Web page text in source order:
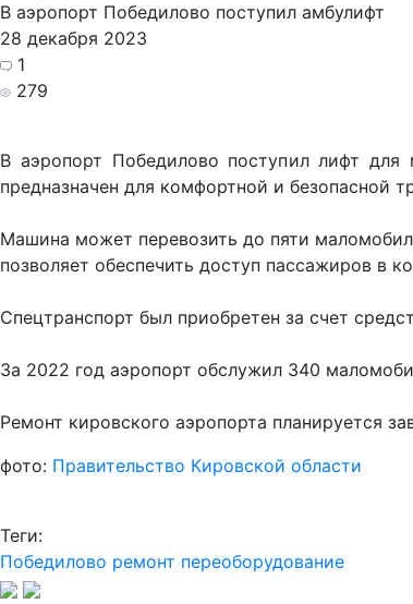
В аэропорт Победилово поступил амбулифт
28 декабря 2023
1
279
В аэропорт Победилово поступил лифт для
предназначен для комфортной и безопасной
Машина может перевозить до пяти
позволяет обеспечить доступ пассажиров в
Спецтранспорт был приобретен за счет
За 2022 год аэропорт обслужил 340
Ремонт кировского аэропорта планируется
фото: Правительство Кировской области
Теги:
Победилово ремонт переоборудование